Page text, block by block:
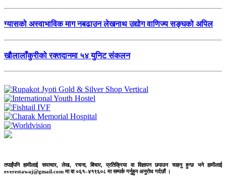
ग्यासको अस्वाभाविक माग नबढाउन लेखनाथ उद्योग वाणिज्य सङ्घको अपिल
खौलालाँकुरीको रक्तदानमा ५४ युनिट संकलन
तपाईंपनि हामीलाई समाचार, लेख, रचना, बिचार, प्रतिक्रिया वा विज्ञापन छपाउन चाहनु हुन्छ भने हामीलाई
everestawaj@gmail.com मा वा ०६१–४१९६०८ मा सम्पर्क गर्नुहुन अनुरोध गर्दछौं ।